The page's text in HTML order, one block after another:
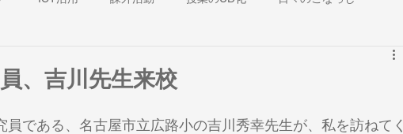
通 １年生 ２年生 ３年生 ４年生 ５年生 ６年生
、吉川先生来校
である、名古屋市立広路小の吉川秀幸先生が、私を訪ねてく